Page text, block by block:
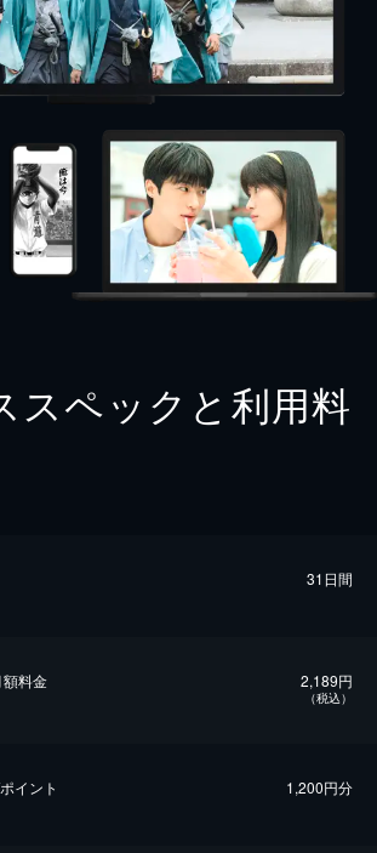
スペックと利用料
31日間
料金 2,189円
（税込）
イント 1,200円分